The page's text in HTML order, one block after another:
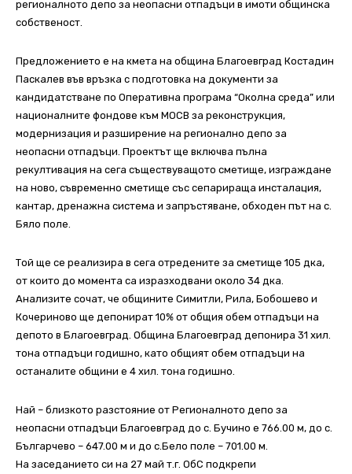
регионалното депо за неопасни отпадъци в имоти общинска
собственост.
Предложението е на кмета на община Благоевград Костадин
Паскалев във връзка с подготовка на документи за
кандидатстване по Оперативна програма “Околна среда” или
националните фондове към МОСВ за реконструкция,
модернизация и разширение на регионално депо за
неопасни отпадъци. Проектът ще включва пълна
рекултивация на сега съществуващото сметище, изграждане
на ново, съвременно сметище със сепарираща инсталация,
кантар, дренажна система и запръстяване, обходен път на с.
Бяло поле.
Той ще се реализира в сега отредените за сметище 105 дка,
от които до момента са изразходвани около 34 дка.
Анализите сочат, че общините Симитли, Рила, Бобошево и
Кочериново ще депонират 10% от общия обем отпадъци на
депото в Благоевград. Община Благоевград депонира 31 хил.
тона отпадъци годишно, като общият обем отпадъци на
останалите общини е 4 хил. тона годишно.
Най – близкото разстояние от Регионалното депо за
неопасни отпадъци Благоевград до с. Бучино е 766.00 м, до с.
Българчево – 647.00 м и до с.Бело поле – 701.00 м.
На заседанието си на 27 май т.г. ОбС подкрепи